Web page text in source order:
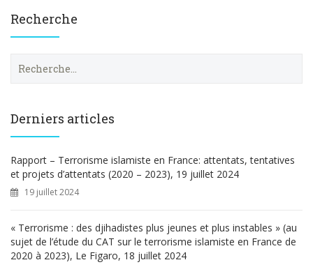
Recherche
e
h
e
r
Derniers articles
Rapport – Terrorisme islamiste en France: attentats, tentatives
et projets d’attentats (2020 – 2023), 19 juillet 2024
19 juillet 2024
« Terrorisme : des djihadistes plus jeunes et plus instables » (au
sujet de l’étude du CAT sur le terrorisme islamiste en France de
2020 à 2023), Le Figaro, 18 juillet 2024